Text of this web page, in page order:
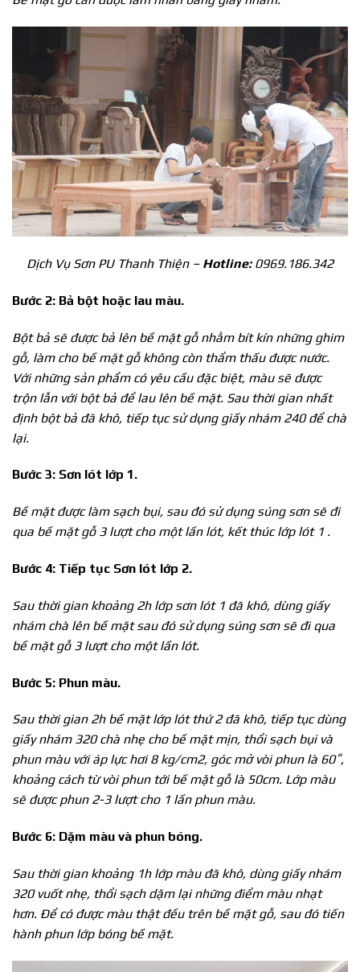
Dịch Vụ Sơn PU Thanh Thiện – Hotline:0969.186.342
Bước 2: Bả bột hoặc lau màu.
Bột bả sẽ được bả lên bề mặt gỗ nhằm bít kín những ghim
gỗ, làm cho bề mặt gỗ không còn thẩm thấu được nước.
Với những sản phẩm có yêu cầu đặc biệt, màu sẽ được
trộn lẫn với bột bả để lau lên bề mặt. Sau thời gian nhất
định bột bả đã khô, tiếp tục sử dụng giấy nhám 240 để chà
lại.
Bước 3: Sơn lót lớp 1.
Bề mặt được làm sạch bụi, sau đó sử dụng súng sơn sẽ đi
qua bề mặt gỗ 3 lượt cho một lần lót, kết thúc lớp lót 1 .
Bước 4: Tiếp tục Sơn lót lớp 2.
Sau thời gian khoảng 2h lớp sơn lót 1 đã khô, dùng giấy
nhám chà lên bề mặt sau đó sử dụng súng sơn sẽ đi qua
bề mặt gỗ 3 lượt cho một lần lót.
Bước 5: Phun màu.
Sau thời gian 2h bề mặt lớp lót thứ 2 đã khô, tiếp tục dùng
giấy nhám 320 chà nhẹ cho bề mặt mịn, thổi sạch bụi và
phun màu với áp lực hơi 8 kg/cm2, góc mở vòi phun là 60˚,
khoảng cách từ vòi phun tới bề mặt gỗ là 50cm. Lớp màu
sẽ được phun 2-3 lượt cho 1 lần phun màu.
Bước 6: Dặm màu và phun bóng.
Sau thời gian khoảng 1h lớp màu đã khô, dùng giấy nhám
320 vuốt nhẹ, thổi sạch dặm lại những điểm màu nhạt
hơn. Để có được màu thật đều trên bề mặt gỗ, sau đó tiến
hành phun lớp bóng bề mặt.